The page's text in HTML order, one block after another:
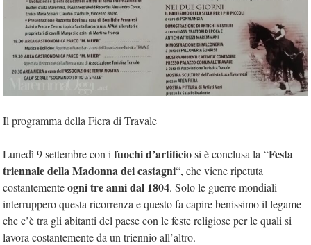
Il programma della Fiera di Travale
Lunedì 9 settembre con i fuochi d’artificiosi è conclusa la “Festa
triennale della Madonna dei castagni“, che viene ripetuta
costantementeogni tre anni dal 1804. Solo le guerre mondiali
interruppero questa ricorrenza e questo fa capire benissimo il legame
che c’è tra gli abitanti del paese con le feste religiose per le quali si
lavora costantemente da un triennio all’altro.